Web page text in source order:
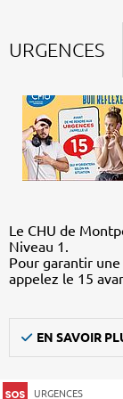
URGENCES
Le CHU de
Niveau 1.
Pour garantir une
appelez le 15
EN SAVOIR
URGENCES